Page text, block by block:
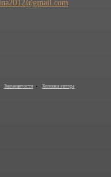
Знаменитости Колонка автора